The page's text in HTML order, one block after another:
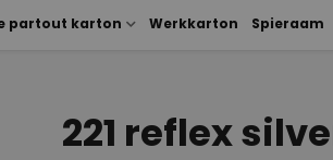
partout karton Werkkarton Spieraam
221 reflex